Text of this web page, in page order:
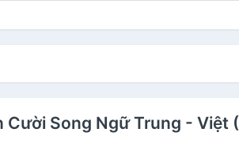
Song Ngữ Trung - Việt